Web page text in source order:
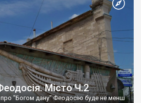
Місто Ч.2
про "Богом дану" Феодосію буде не менш